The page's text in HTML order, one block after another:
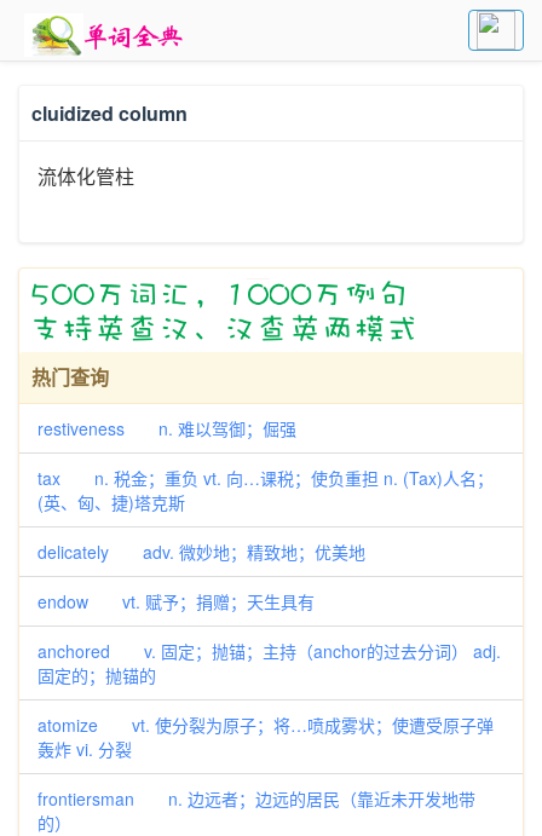
cluidized column
流体化管柱
热门查询
restiveness n. 难以驾御；倔强
tax n. 税金；重负 vt. 向…课税；使负重担 n. (Tax)人名；
(英、匈、捷)塔克斯
delicately adv. 微妙地；精致地；优美地
endow vt. 赋予；捐赠；天生具有
anchored v. 固定；抛锚；主持（anchor的过去分词） adj.
固定的；抛锚的
atomize vt. 使分裂为原子；将…喷成雾状；使遭受原子弹
轰炸 vi. 分裂
frontiersman n. 边远者；边远的居民（靠近未开发地带
的）